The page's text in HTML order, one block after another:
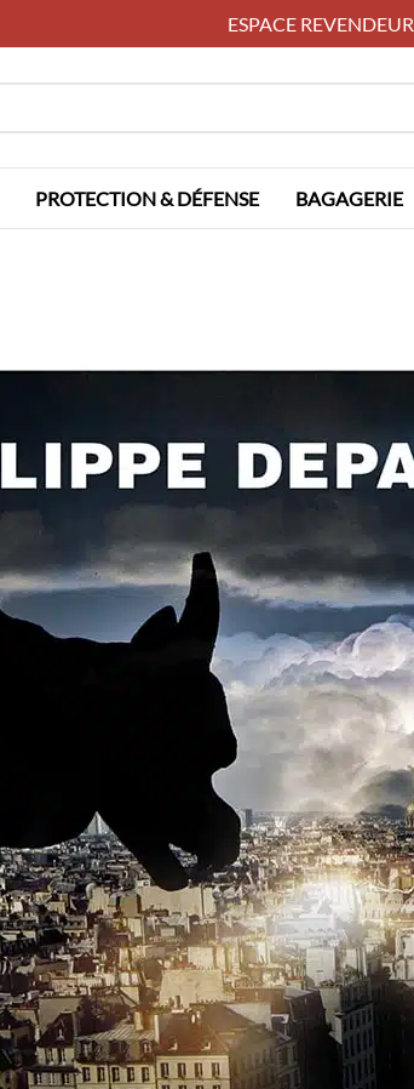
ESPACE REVENDEUR
PROTECTION & DÉFENSE BAGAGERIE